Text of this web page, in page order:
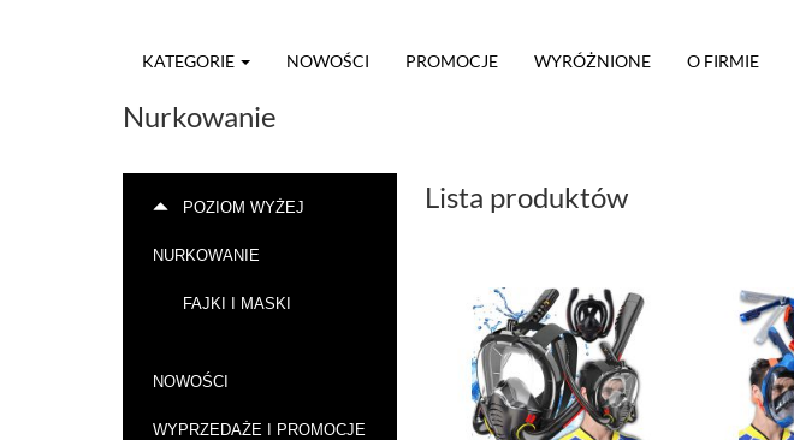
KATEGORIE NOWOŚCI PROMOCJE WYRÓŻNIONE O FIRMIE
Nurkowanie
POZIOM WYŻEJ
NURKOWANIE
FAJKI I MASKI
NOWOŚCI
WYPRZEDAŻE I PROMOCJE
Lista produktów